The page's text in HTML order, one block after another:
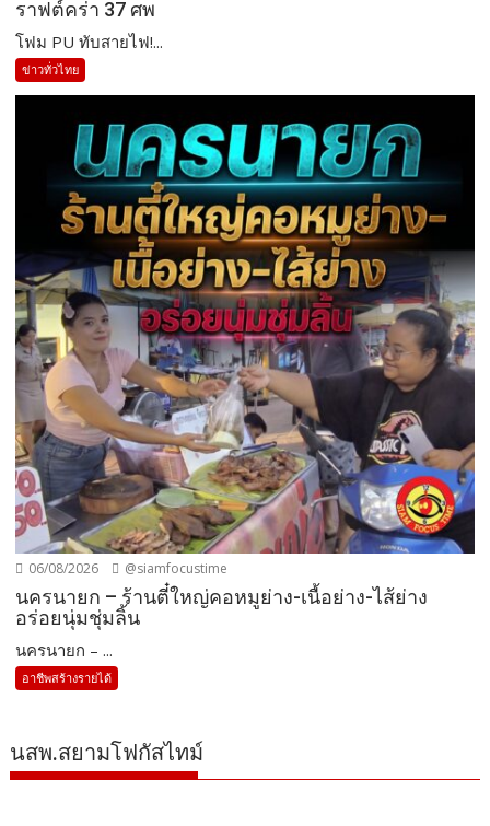
ราฟต์คร่า 37 ศพ
โฟม PU ทับสายไฟ!...
ข่าวทั่วไทย
06/08/2026 @siamfocustime
นครนายก – ร้านตี๋ใหญ่คอหมูย่าง-เนื้อย่าง-ไส้ย่าง
อร่อยนุ่มชุ่มลิ้น
นครนายก – ...
อาชีพสร้างรายได้
นสพ.สยามโฟกัสไทม์